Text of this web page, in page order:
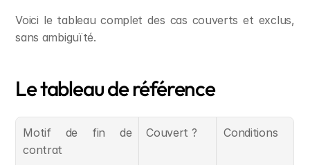
Voici le tableau complet des cas couverts et exclus,
sans ambiguïté.
Le tableau de référence
Motif de fin de
contrat
Couvert ? Conditions